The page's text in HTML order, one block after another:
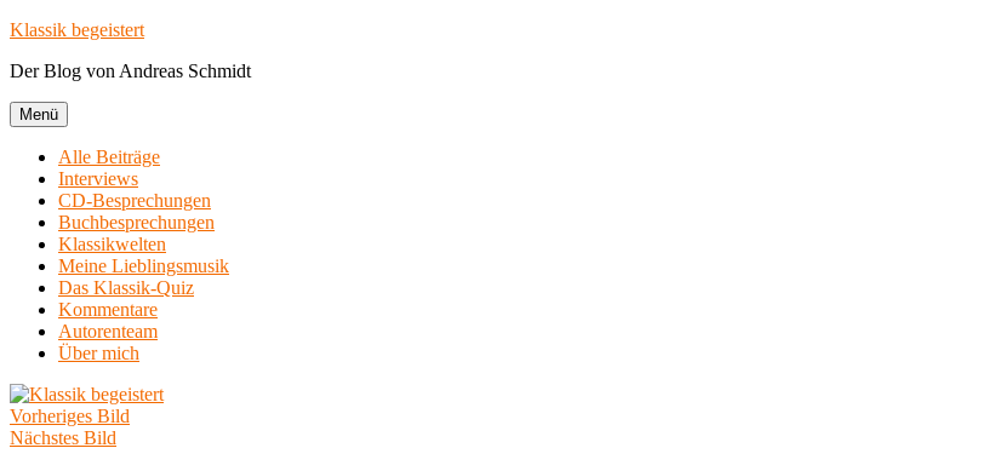
Zum
springen
Klassik begeistert
Der Blog von Andreas Schmidt
Menü
Alle Beiträge
Interviews
CD-Besprechungen
Buchbesprechungen
Klassikwelten
Meine Lieblingsmusik
Das Klassik-Quiz
Kommentare
Autorenteam
Über mich
Vorheriges Bild
Nächstes Bild